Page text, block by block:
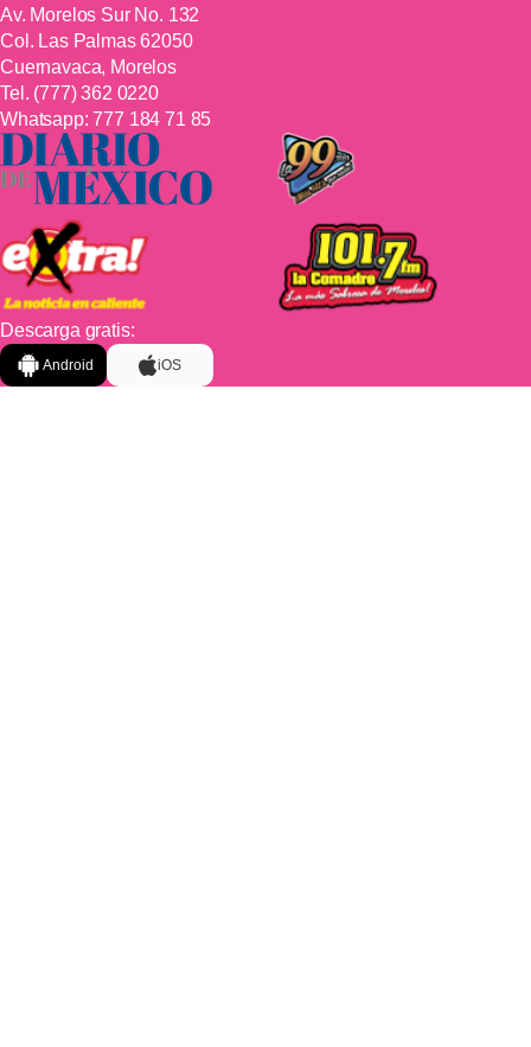
Av. Morelos Sur No. 132
Col. Las Palmas 62050
Cuernavaca, Morelos
Tel. (777) 362 0220
Whatsapp:777 184 71 85
Descarga gratis:
Android iOS